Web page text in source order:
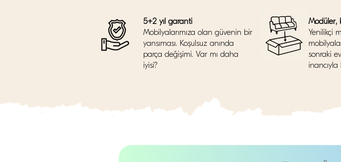
5+2 yıl garanti
Mobilyalarımıza olan güvenin bir
yansıması. Koşulsuz anında
parça değişimi. Var mı daha
iyisi?
Modüler,
Yenilikçi
sonraki